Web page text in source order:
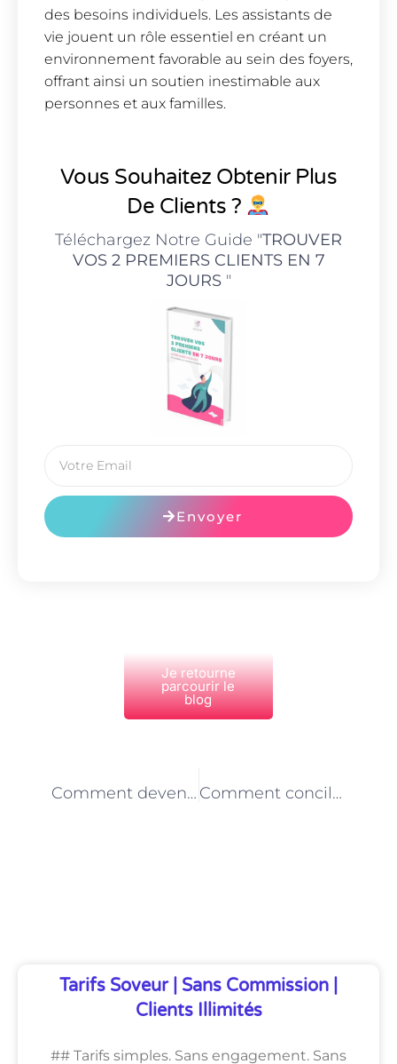
des besoins individuels. Les assistants de
vie jouent un rôle essentiel en créant un
environnement favorable au sein des foyers,
offrant ainsi un soutien inestimable aux
personnes et aux familles.
Vous Souhaitez Obtenir Plus
De Clients ?
Téléchargez Notre Guide "TROUVER
VOS 2 PREMIERS CLIENTS EN 7
JOURS"
Envoyer
Je retourne
parcourir le
blog
Comment devenir assistant(e) de vie aux familles : formation et compétences requises. Comment concilier vie professionnelle et vie personnelle en tant qu’assistant(e) de vie aux familles.
Tarifs Soveur | Sans Commission |
Clients Illimités
## Tarifs simples. Sans engagement. Sans